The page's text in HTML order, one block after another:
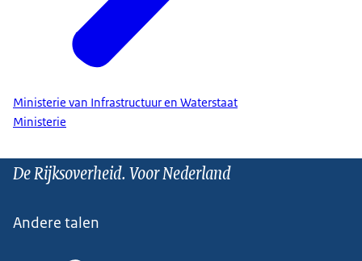
Ministerie van Infrastructuur en Waterstaat
Ministerie
De Rijksoverheid. Voor Nederland
Andere talen